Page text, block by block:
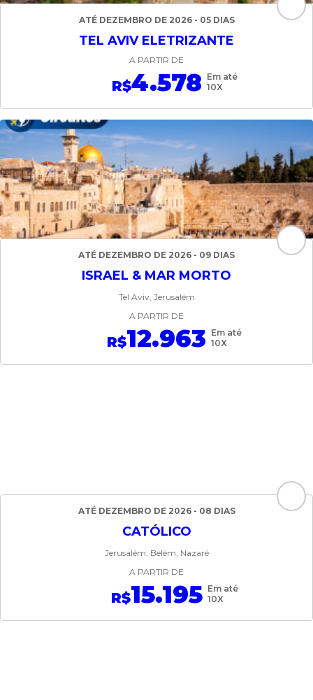
ATÉ DEZEMBRO DE 2026 - 05 DIAS
TEL AVIV ELETRIZANTE
A PARTIR DE
R$4.578 Em até
10X
ATÉ DEZEMBRO DE 2026 - 09 DIAS
ISRAEL & MAR MORTO
Tel Aviv, Jerusalém
A PARTIR DE
R$12.963 Em até
10X
ATÉ DEZEMBRO DE 2026 - 08 DIAS
CATÓLICO
Jerusalém, Belém, Nazaré
A PARTIR DE
R$15.195 Em até
10X